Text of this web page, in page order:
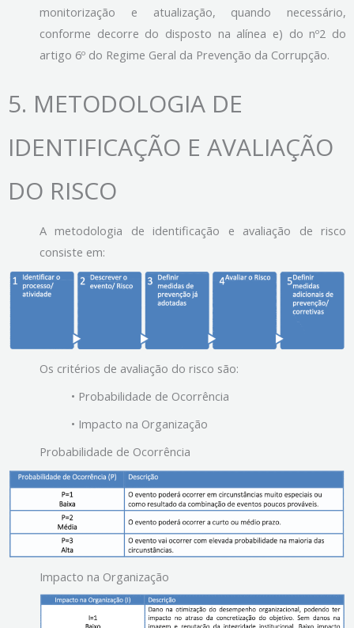
monitorização e atualização, quando necessário,
conforme decorre do disposto na alínea e) do nº2 do
artigo 6º do Regime Geral da Prevenção da Corrupção.
5. METODOLOGIA DE
IDENTIFICAÇÃO E AVALIAÇÃO
DO RISCO
A metodologia de identificação e avaliação de risco
consiste em:
Os critérios de avaliação do risco são:
• Probabilidade de Ocorrência
• Impacto na Organização
Probabilidade de Ocorrência
Impacto na Organização